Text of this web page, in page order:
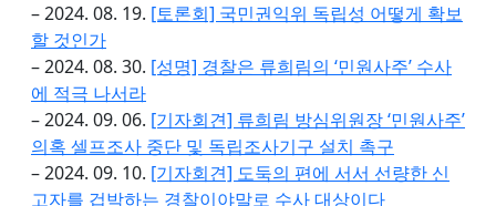
– 2024. 08. 19. [토론회] 국민권익위 독립성 어떻게 확보
할 것인가
– 2024. 08. 30. [성명] 경찰은 류희림의 ‘민원사주’ 수사
에 적극 나서라
– 2024. 09. 06. [기자회견] 류희림 방심위원장 ‘민원사주’
의혹 셀프조사 중단 및 독립조사기구 설치 촉구
– 2024. 09. 10. [기자회견] 도둑의 편에 서서 선량한 신
고자를 겁박하는 경찰이야말로 수사 대상이다